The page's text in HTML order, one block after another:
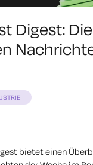
Digest: Die
bietet einen